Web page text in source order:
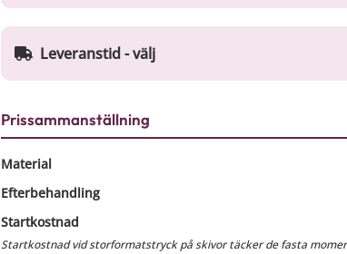
Leveranstid - välj
Prissammanställning
Material
Efterbehandling
Startkostnad
Startkostnad vid storformatstryck på skivor täcker de fasta